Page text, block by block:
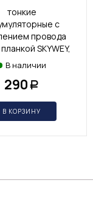
тонкие
с
провода
SKYWEY,
В наличии
290 Р
В КОРЗИНУ